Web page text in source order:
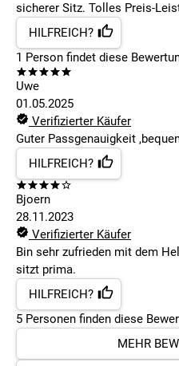
sicherer Sitz. Tolles Preis-
HILFREICH?
1 Person findet diese
Uwe
01.05.2025
Verifizierter Käufer
Guter Passgenauigkeit
HILFREICH?
Bjoern
28.11.2023
Verifizierter Käufer
Bin sehr zufrieden mit dem
sitzt prima.
HILFREICH?
5 Personen finden diese
MEHR